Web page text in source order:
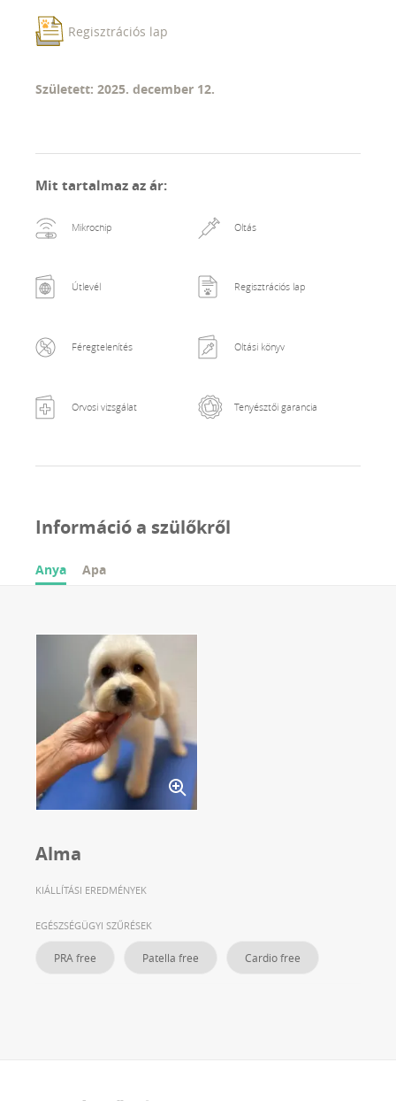
Regisztrációs lap
Született: 2025. december 12.
Mit tartalmaz az ár:
Mikrochip Oltás
Útlevél Regisztrációs lap
Féregtelenítés Oltási könyv
Orvosi vizsgálat Tenyésztői garancia
Információ a szülőkről
Anya Apa
Alma
KIÁLLÍTÁSI EREDMÉNYEK
EGÉSZSÉGÜGYI SZŰRÉSEK
PRA free Patella free Cardio free